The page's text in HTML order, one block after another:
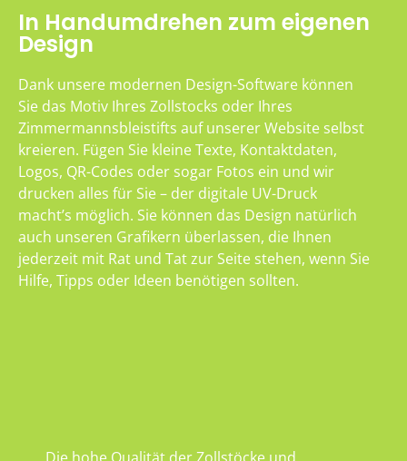
In Handumdrehen zum eigenen
Design
Dank unsere modernen Design-Software können
Sie das Motiv Ihres Zollstocks oder Ihres
Zimmermannsbleistifts auf unserer Website selbst
kreieren. Fügen Sie kleine Texte, Kontaktdaten,
Logos, QR-Codes oder sogar Fotos ein und wir
drucken alles für Sie – der digitale UV-Druck
macht’s möglich. Sie können das Design natürlich
auch unseren Grafikern überlassen, die Ihnen
jederzeit mit Rat und Tat zur Seite stehen, wenn Sie
Hilfe, Tipps oder Ideen benötigen sollten.